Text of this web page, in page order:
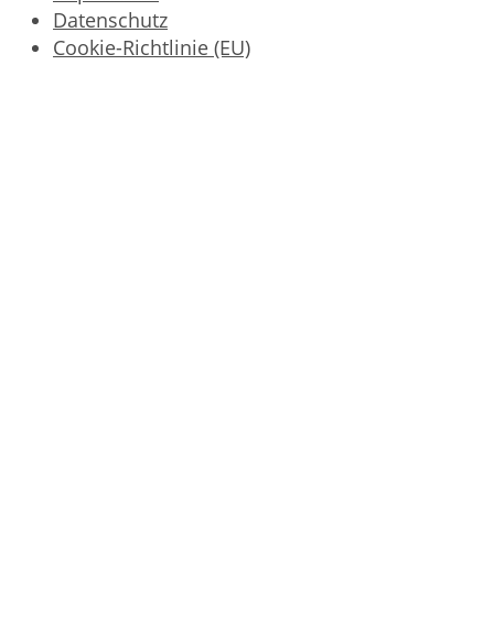
Datenschutz
Cookie-Richtlinie (EU)